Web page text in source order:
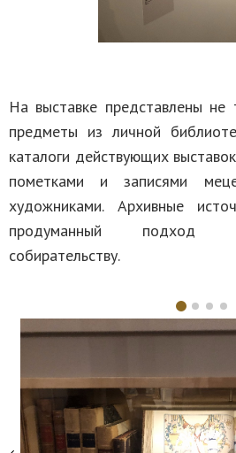
На выставке представлены не
предметы из личной
каталоги действующих
пометками и записями
художниками. Архивные
продуманный подход
собирательству.